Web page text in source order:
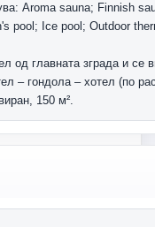
Aroma sauna; Finnish
pool; Ice pool; Outdoor
од главната зграда и се
– гондола – хотел (по
150 м².